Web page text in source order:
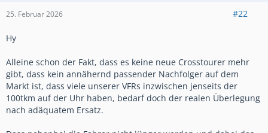
25. Februar 2026 #22
Hy
Alleine schon der Fakt, dass es keine neue Crosstourer mehr
gibt, dass kein annähernd passender Nachfolger auf dem
Markt ist, dass viele unserer VFRs inzwischen jenseits der
100tkm auf der Uhr haben, bedarf doch der realen Überlegung
nach adäquatem Ersatz.